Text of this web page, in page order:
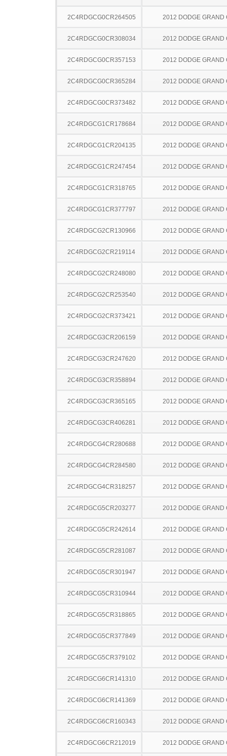
2C4RDGCG0CR264505 2012 DODGE GRAND
2C4RDGCG0CR308034 2012 DODGE GRAND
2C4RDGCG0CR357153 2012 DODGE GRAND
2C4RDGCG0CR365284 2012 DODGE GRAND
2C4RDGCG0CR373482 2012 DODGE GRAND
2C4RDGCG1CR178684 2012 DODGE GRAND
2C4RDGCG1CR204135 2012 DODGE GRAND
2C4RDGCG1CR247454 2012 DODGE GRAND
2C4RDGCG1CR318765 2012 DODGE GRAND
2C4RDGCG1CR377797 2012 DODGE GRAND
2C4RDGCG2CR130966 2012 DODGE GRAND
2C4RDGCG2CR219114 2012 DODGE GRAND
2C4RDGCG2CR248080 2012 DODGE GRAND
2C4RDGCG2CR253540 2012 DODGE GRAND
2C4RDGCG2CR373421 2012 DODGE GRAND
2C4RDGCG3CR206159 2012 DODGE GRAND
2C4RDGCG3CR247620 2012 DODGE GRAND
2C4RDGCG3CR358894 2012 DODGE GRAND
2C4RDGCG3CR365165 2012 DODGE GRAND
2C4RDGCG3CR406281 2012 DODGE GRAND
2C4RDGCG4CR280688 2012 DODGE GRAND
2C4RDGCG4CR284580 2012 DODGE GRAND
2C4RDGCG4CR318257 2012 DODGE GRAND
2C4RDGCG5CR203277 2012 DODGE GRAND
2C4RDGCG5CR242614 2012 DODGE GRAND
2C4RDGCG5CR281087 2012 DODGE GRAND
2C4RDGCG5CR301947 2012 DODGE GRAND
2C4RDGCG5CR310944 2012 DODGE GRAND
2C4RDGCG5CR318865 2012 DODGE GRAND
2C4RDGCG5CR377849 2012 DODGE GRAND
2C4RDGCG5CR379102 2012 DODGE GRAND
2C4RDGCG6CR141310 2012 DODGE GRAND
2C4RDGCG6CR141369 2012 DODGE GRAND
2C4RDGCG6CR160343 2012 DODGE GRAND
2C4RDGCG6CR212019 2012 DODGE GRAND